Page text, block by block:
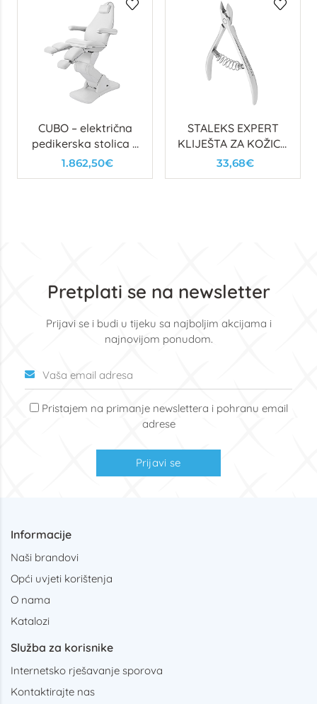
CUBO – električna
pedikerska stolica s
3 motora i bijelom
PU presvlakom
1.862,50€
STALEKS EXPERT
KLIJEŠTA ZA KOŽICU
91, 7MM (OPRUGA)
33,68€
Pretplati se na newsletter
Prijavi se i budi u tijeku sa najboljim akcijama i
najnovijom ponudom.
Pristajem na primanje newslettera i pohranu email
adrese
Prijavi se
Informacije
Naši brandovi
Opći uvjeti korištenja
O nama
Katalozi
Služba za korisnike
Internetsko rješavanje sporova
Kontaktirajte nas